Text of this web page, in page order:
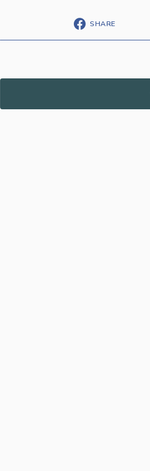
SHARE